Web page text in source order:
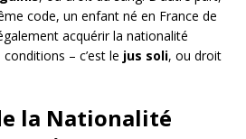
code, un enfant né en France de
acquérir la nationalité
– c’est le jus soli, ou droit
la Nationalité